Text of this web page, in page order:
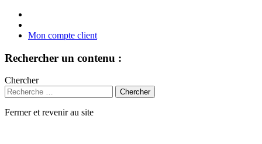
Mon compte client
Rechercher un contenu :
Chercher
Fermer et revenir au site